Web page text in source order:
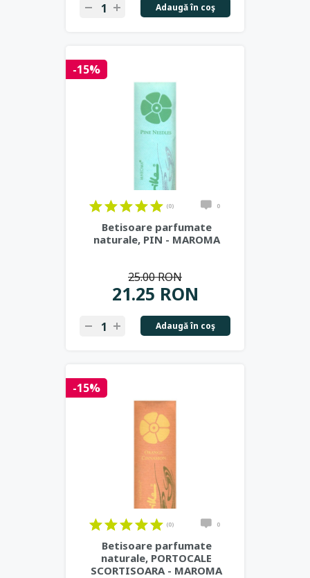
Adaugă în coş
-15%
(0) 0
Betisoare parfumate
naturale, PIN - MAROMA
21.25 RON
25.00 RON
Adaugă în coş
-15%
(0) 0
Betisoare parfumate
naturale, PORTOCALE
SCORTISOARA - MAROMA